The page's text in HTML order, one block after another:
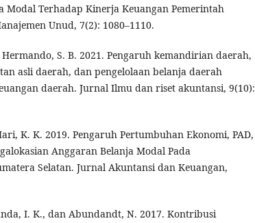
Modal Terhadap Kinerja Keuangan Pemerintah
Unud, 7(2): 1080–1110.
S. B. 2021. Pengaruh kemandirian daerah,
asli daerah, dan pengelolaan belanja daerah
daerah. Jurnal Ilmu dan riset akuntansi, 9(10):
K. K. 2019. Pengaruh Pertumbuhan Ekonomi, PAD,
Anggaran Belanja Modal Pada
Selatan. Jurnal Akuntansi dan Keuangan,
I. K., dan Abundandt, N. 2017. Kontribusi